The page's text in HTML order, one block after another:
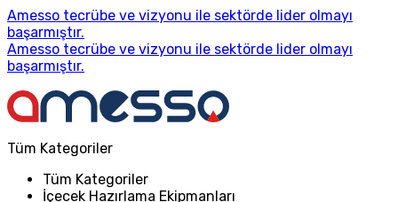
Amesso tecrübe ve vizyonu ile sektörde lider olmayı
başarmıştır.
Amesso tecrübe ve vizyonu ile sektörde lider olmayı
başarmıştır.
Tüm Kategoriler
Tüm Kategoriler
İçecek Hazırlama Ekipmanları